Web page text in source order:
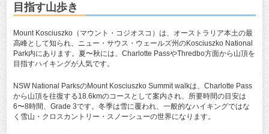
目指す山歩き
Mount Kosciuszko（マウント・コジオスコ）は、オーストラリア本土の最
高峰として知られ、ニュー・サウス・ウェールズ州のKosciuszko National
Park内にあります。夏〜秋には、Charlotte PassやThredbo方面から山頂を
目指すハイキングが人気です。
NSW National ParksのMount Kosciuszko Summit walkは、Charlotte Pass
から山頂を往復する18.6kmのコースとして案内され、所要時間の目安は
6〜8時間、Grade 3です。冬季は雪に覆われ、一般的なハイキングではな
く雪山・クロスカントリー・スノーシューの世界になります。